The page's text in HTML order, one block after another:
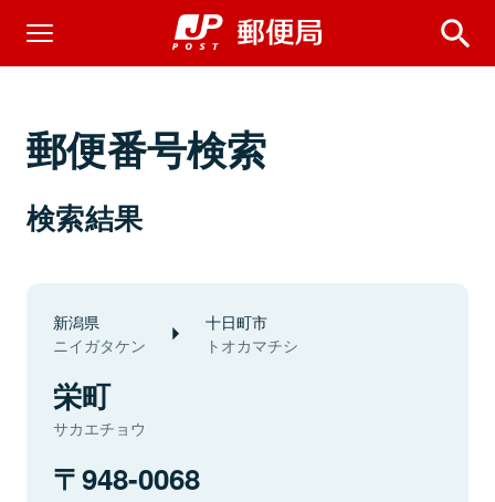
郵便番号検索
検索結果
新潟県
ニイガタケン
十日町市
トオカマチシ
栄町
サカエチョウ
948-0068